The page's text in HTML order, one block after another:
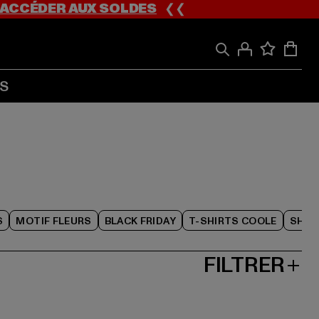
ACCÉDER AUX SOLDES❮❮
MOTIF FLEURS BLACK FRIDAY T-SHIRTS COOLE
FILTRER